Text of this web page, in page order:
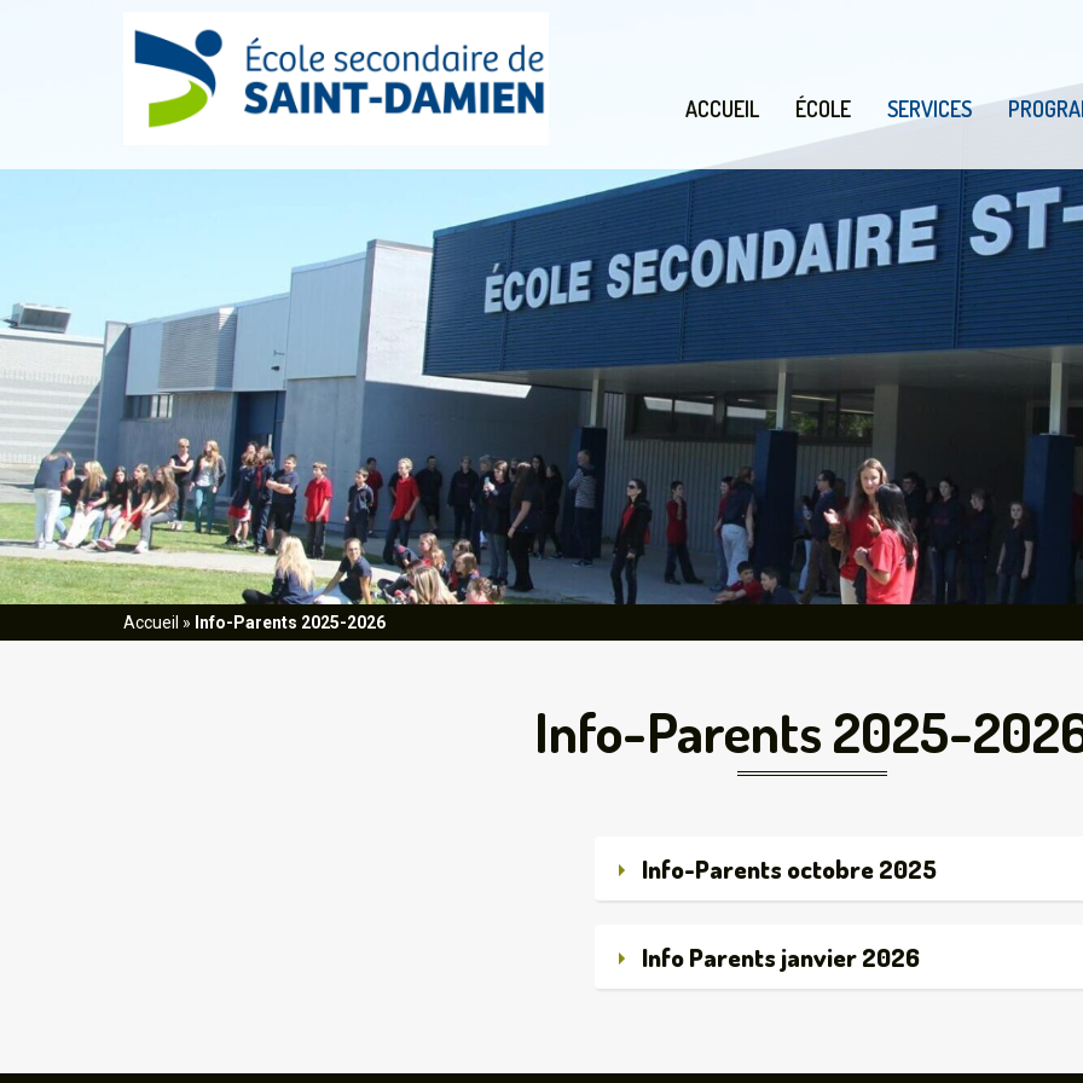
ACCUEIL ÉCOLE SERVICES
Accueil » Info-Parents 2025-2026
Info-Parents 2025-
Info-Parents octobre 2025
Info Parents janvier 2026